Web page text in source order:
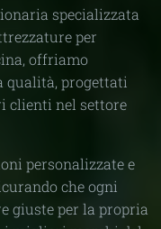
specializzata
per
offriamo
qualità, progettati
clienti nel settore
personalizzate e
che ogni
giuste per la propria